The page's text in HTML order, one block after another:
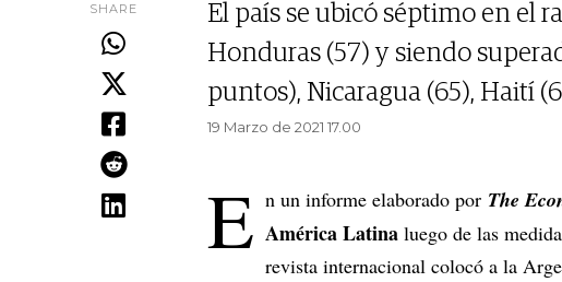
SHARE
El país se ubicó séptimo en el
Honduras (57) y siendo
puntos), Nicaragua (65), Haití
19 Marzo de 2021 17.00
E n un informe elaborado por The
América Latina luego de las
revista internacional colocó a la